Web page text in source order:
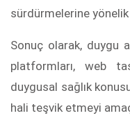
sürdürmelerine
Sonuç olarak, duygu
platformları, web
duygusal sağlık
hali teşvik etmeyi